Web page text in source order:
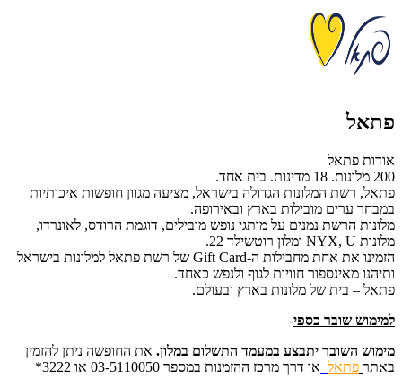
פתאל
אודות פתאל
200 מלונות. 18 מדינות. בית אחד.
פתאל, רשת המלונות הגדולה בישראל, מציעה מגוון חופשות איכותיות
במבחר ערים מובילות בארץ ובאירופה.
מלונות הרשת נמנים על מותגי נופש מובילים, דוגמת הרודס, לאונרדו,
מלונות NYX, U ומלון רוטשילד 22.
הזמינו את אחת מחבילות ה-Gift Card של רשת פתאל למלונות בישראל
ותיהנו מאינספור חוויות לגוף ולנפש כאחד.
פתאל – בית של מלונות בארץ ובעולם.
למימוש שובר כספי-
מימוש השובר יתבצע במעמד התשלום במלון. את החופשה ניתן להזמין
באתר פתאל או דרך מרכז ההזמנות במספר 03-5110050 או 3222*